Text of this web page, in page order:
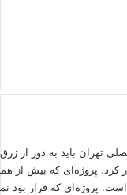
تهران باید به دور از
پروژه‌ای که بیش از
پروژه‌ای که قرار بود